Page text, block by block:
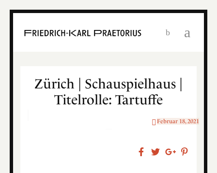
Zürich | Schauspielhaus |
Titelrolle: Tartuffe
Februar 18, 2021